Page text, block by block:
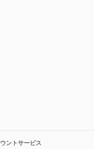
ントサービス